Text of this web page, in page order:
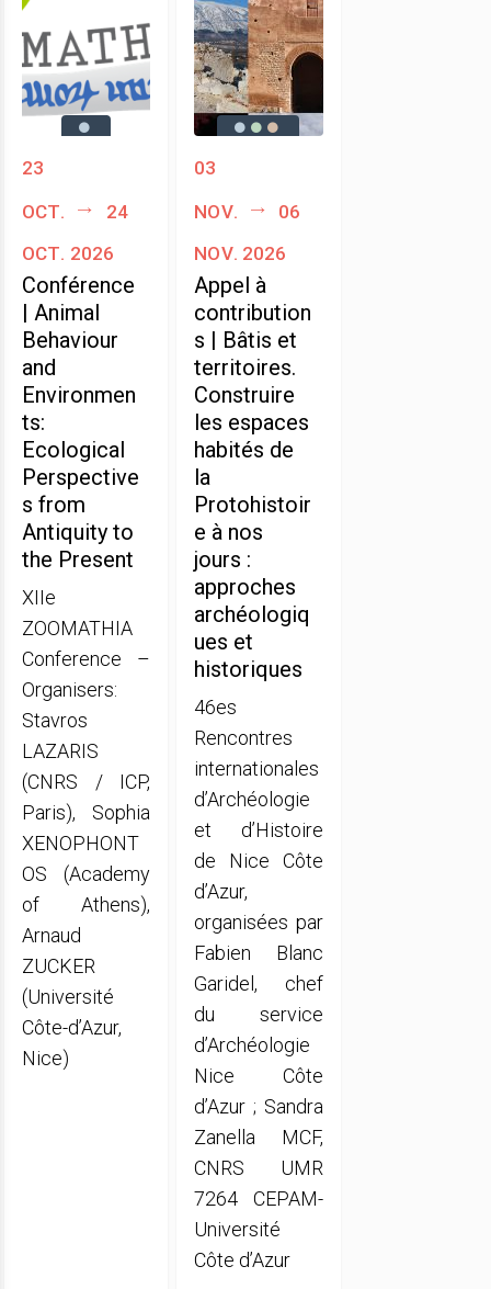
23
oct.
24
oct. 2026
Conférence
| Animal
Behaviour
and
Environmen
ts:
Ecological
Perspective
s from
Antiquity to
the Present
XIIe
ZOOMATHIA
Conference –
Organisers:
Stavros
LAZARIS
(CNRS / ICP,
Paris), Sophia
XENOPHONT
OS (Academy
of Athens),
Arnaud
ZUCKER
(Université
Côte-d’Azur,
Nice)
03
nov.
06
nov. 2026
Appel à
contribution
s | Bâtis et
territoires.
Construire
les espaces
habités de
la
Protohistoir
e à nos
jours :
approches
archéologiq
ues et
historiques
46es
Rencontres
internationales
d’Archéologie
et d’Histoire
de Nice Côte
d’Azur,
organisées par
Fabien Blanc
Garidel, chef
du service
d’Archéologie
Nice Côte
d’Azur ; Sandra
Zanella MCF,
CNRS UMR
7264 CEPAM-
Université
Côte d’Azur